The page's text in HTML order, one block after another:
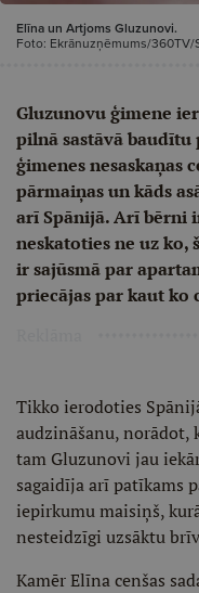
Elīna un Artjoms Gluzunovi.
Foto: Ekrānuzņēmums/
Gluzunovu ģimene
pilnā sastāvā baudītu
ģimenes nesaskaņas
pārmaiņas un kāds
arī Spānijā. Arī bērni
neskatoties ne uz ko,
ir sajūsmā par
priecājas par kaut ko
Tikko ierodoties
audzināšanu, norādot,
tam Gluzunovi jau
sagaidīja arī patīkams
iepirkumu maisiņš,
nesteidzīgi uzsāktu
Kamēr Elīna cenšas